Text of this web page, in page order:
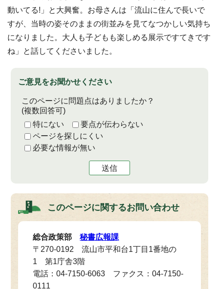
動いてる!」と大興奮。お母さんは「流山に住んで長いで
すが、当時の姿そのままの街並みを見てなつかしい気持ち
になりました。大人も子どもも楽しめる展示ですてきです
ね」と話してくださいました。
ご意見をお聞かせください
このページに問題点はありましたか？
(複数回答可)
特にない
要点が伝わらない
ページを探しにくい
必要な情報が無い
送信
このページに関するお問い合わせ
総合政策部秘書広報課
〒270-0192 流山市平和台1丁目1番地の
1 第1庁舎3階
電話：04-7150-6063 ファクス：04-7150-
0111